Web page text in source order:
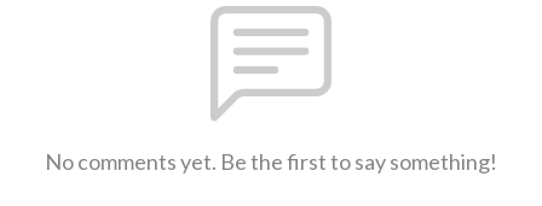
No comments yet. Be the first to say something!